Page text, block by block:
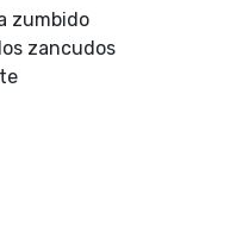
zumbido
zancudos